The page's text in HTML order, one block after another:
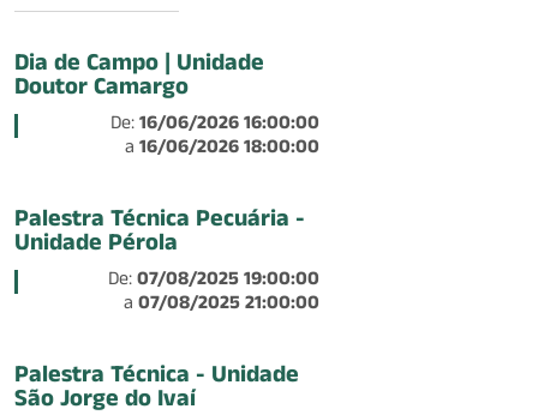
Dia de Campo | Unidade
Doutor Camargo
De:16/06/2026 16:00:00
a16/06/2026 18:00:00
Palestra Técnica Pecuária -
Unidade Pérola
De:07/08/2025 19:00:00
a07/08/2025 21:00:00
Palestra Técnica - Unidade
São Jorge do Ivaí